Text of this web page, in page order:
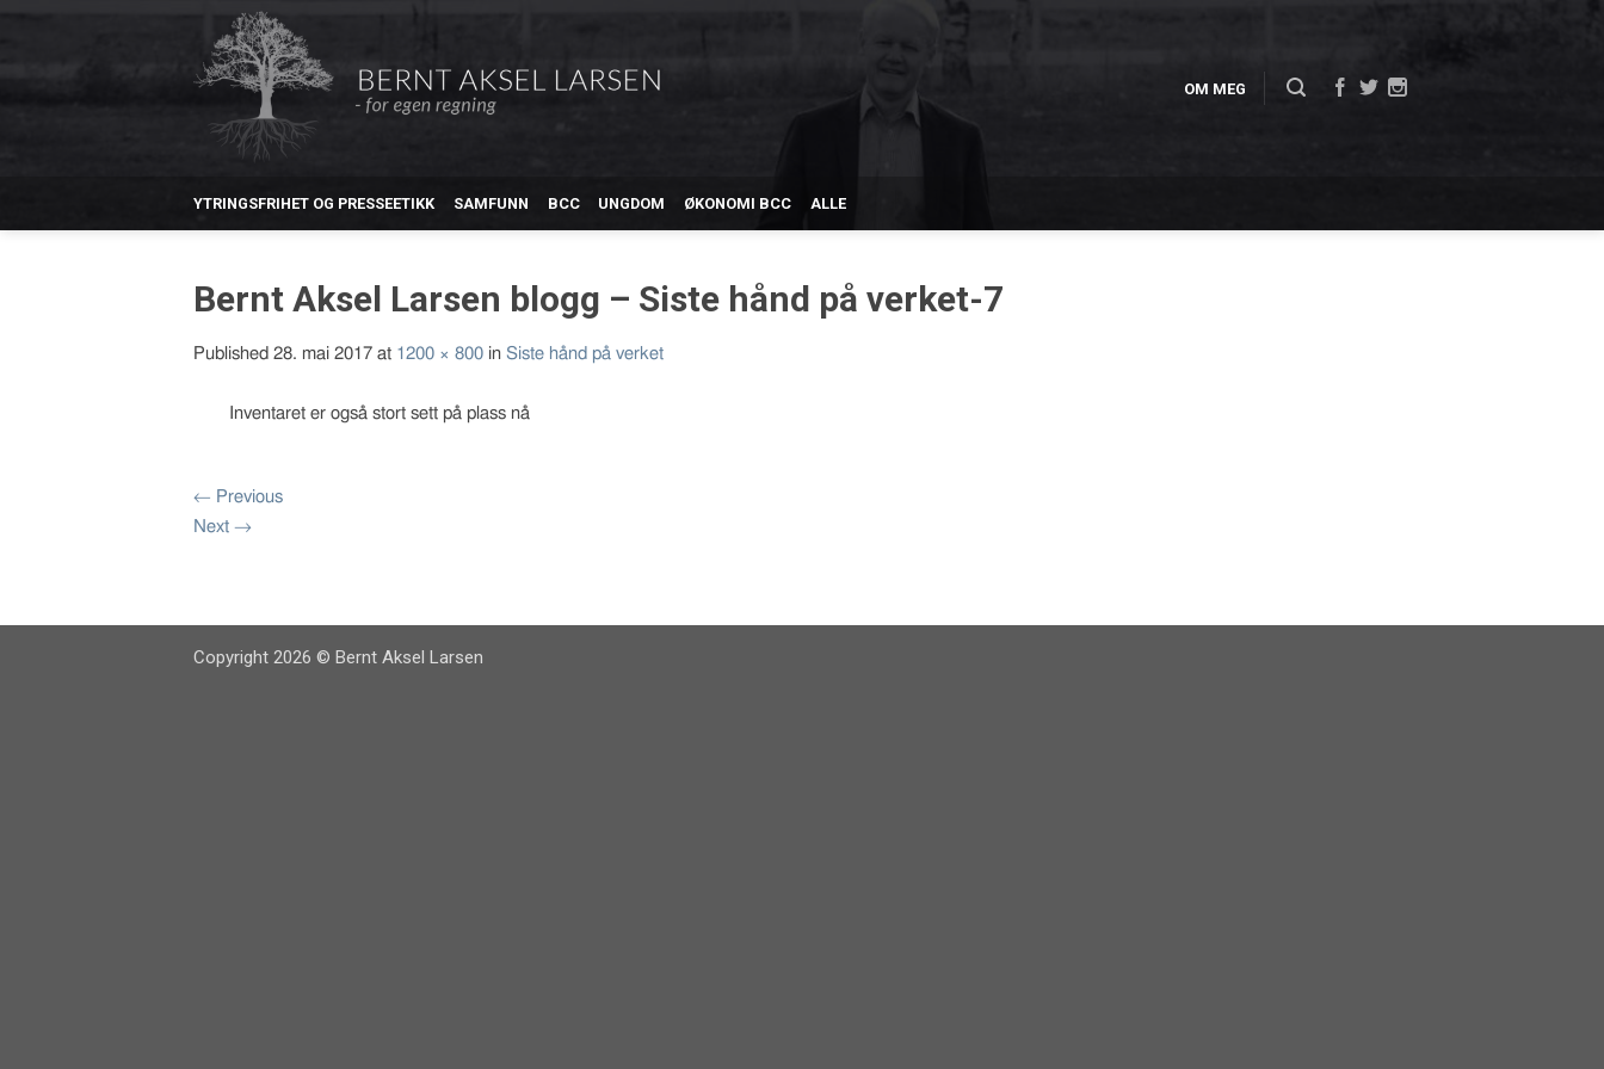
OM MEG
YTRINGSFRIHET OG PRESSEETIKK SAMFUNN BCC UNGDOM ØKONOMI BCC ALLE
Bernt Aksel Larsen blogg – Siste hånd på verket-7
Published 28. mai 2017 at 1200 × 800 in Siste hånd på verket
Inventaret er også stort sett på plass nå
← Previous
Next →
Copyright 2026 © Bernt Aksel Larsen